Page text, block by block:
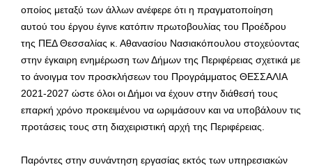
οποίος μεταξύ των άλλων ανέφερε ότι η πραγματοποίηση
αυτού του έργου έγινε κατόπιν πρωτοβουλίας του Προέδρου
της ΠΕΔ Θεσσαλίας κ. Αθανασίου Νασιακόπουλου στοχεύοντας
στην έγκαιρη ενημέρωση των Δήμων της Περιφέρειας σχετικά με
το άνοιγμα τον προσκλήσεων του Προγράμματος ΘΕΣΣΑΛΙΑ
2021-2027 ώστε όλοι οι Δήμοι να έχουν στην διάθεσή τους
επαρκή χρόνο προκειμένου να ωριμάσουν και να υποβάλουν τις
προτάσεις τους στη διαχειριστική αρχή της Περιφέρειας.
Παρόντες στην συνάντηση εργασίας εκτός των υπηρεσιακών